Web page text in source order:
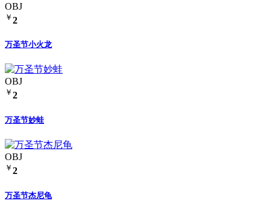
OBJ
￥ 2
万圣节小火龙
OBJ
￥ 2
万圣节妙蛙
OBJ
￥ 2
万圣节杰尼龟